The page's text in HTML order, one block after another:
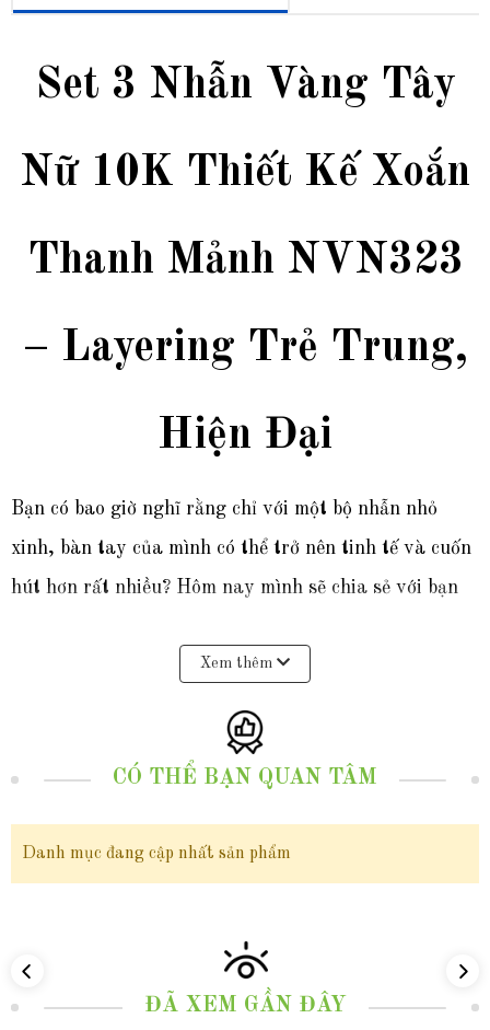
Set 3 Nhẫn Vàng Tây
Nữ 10K Thiết Kế Xoắn
Thanh Mảnh NVN323
– Layering Trẻ Trung,
Hiện Đại
Bạn có bao giờ nghĩ rằng chỉ với một bộ nhẫn nhỏ
xinh, bàn tay của mình có thể trở nên tinh tế và cuốn
hút hơn rất nhiều? Hôm nay mình sẽ chia sẻ với bạn
nhẫn vàng tây nữ 10kthiết kế xoắn thanh mảnh
Đây không chỉ đơn thuần là 3 chiếc nhẫn, mà còn là
và nét
tinh tế, nữ tính. Từ kiểu dáng, chất liệu cho
đến tính ứng dụng, NVN323 thực sự xứng đáng có
cái đẹp.
Hãy cùng mình đi sâu hơn để xem bộ nhẫn này có gì
Xem thêm
CÓ THỂ BẠN QUAN TÂM
Danh mục đang cập nhất sản phẩm
ĐÃ XEM GẦN ĐÂY